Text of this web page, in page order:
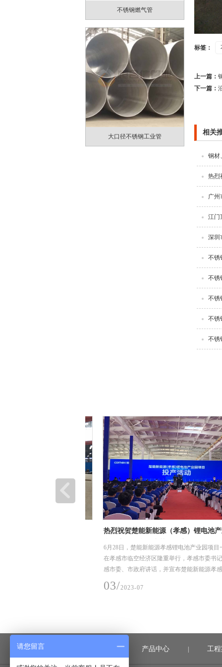
不锈钢燃气管
大口径不锈钢工业管
标签：
上一篇：
下一篇：
相关
钢材
热烈
广州
江门
深圳
不锈
不锈
不锈
不锈
不锈
热烈祝贺楚能新能源（孝感）锂电池产业园
道系统产品
6月28日，楚能新能源孝感锂电池产业园项目一期投
在孝感市临空经济区隆重举行，孝感市委书记胡玖
感市委、市政府讲话，并宣布楚能新能源孝感锂电
2023-07
| 产品中心 | 工
请您留言